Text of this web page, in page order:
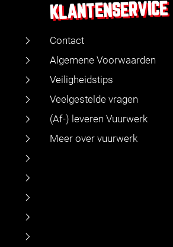
KLANTENSERVICE
Contact
Algemene Voorwaarden
Veiligheidstips
Veelgestelde vragen
(Af-) leveren Vuurwerk
Meer over vuurwerk